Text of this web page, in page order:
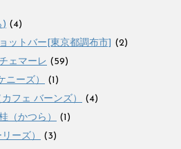
) (4)
ットバー[東京都調布市]
(2)
ェマーレ (59)
ーズ）
(1)
フェ バーンズ）
(4)
（かつら）
(1)
ーズ）
(3)